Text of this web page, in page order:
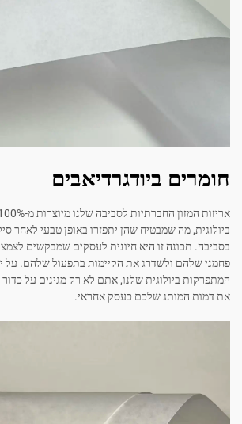
חומרים ביודגרדיאבים
ביולוגית, מה שמבטיח שהן יתפזרו באופן טבעי לאחר
פחמני שלהם ולשדרג את הקיימות בתפעול שלהם. על
המתפרקות ביולוגית שלנו, אתם לא רק מגינים על
את דמות המותג שלכם כעסק אחראי.